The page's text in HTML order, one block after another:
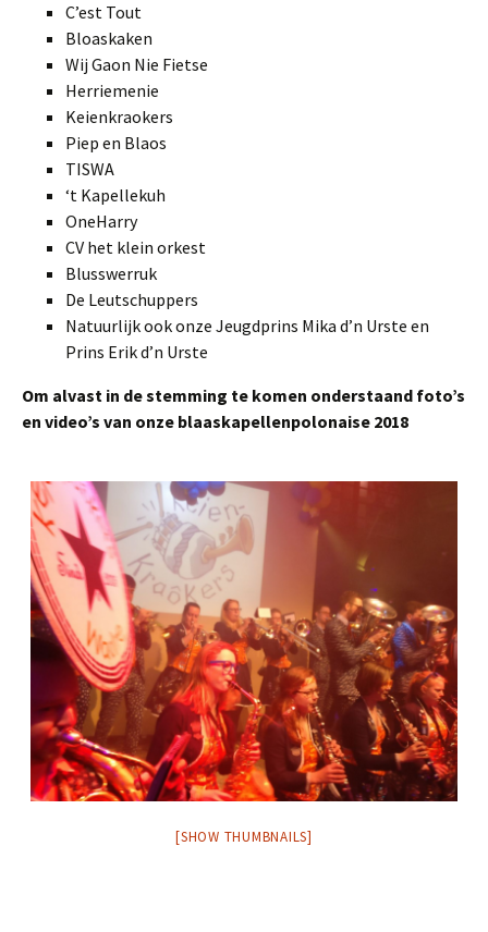
C’est Tout
Bloaskaken
Wij Gaon Nie Fietse
Herriemenie
Keienkraokers
Piep en Blaos
TISWA
‘t Kapellekuh
OneHarry
CV het klein orkest
Blusswerruk
De Leutschuppers
Natuurlijk ook onze Jeugdprins Mika d’n Urste en
Prins Erik d’n Urste
Om alvast in de stemming te komen onderstaand foto’s
en video’s van onze blaaskapellenpolonaise 2018
[SHOW THUMBNAILS]